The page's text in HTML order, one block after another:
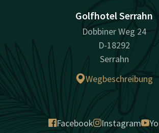
Golfhotel Serrahn
Dobbiner Weg 24
D-18292
Serrahn
Wegbeschreibung
Facebook Instagram